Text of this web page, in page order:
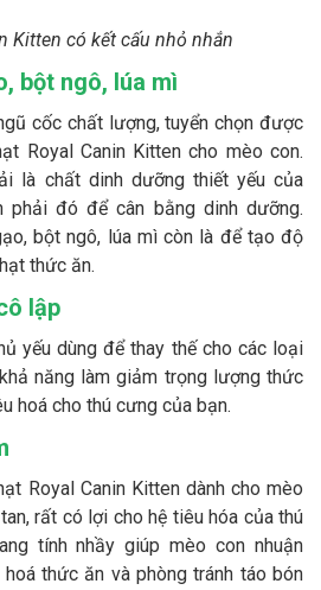
Kitten có kết cấu nhỏ nhắn
bột ngô, lúa mì
cốc chất lượng, tuyển chọn được
Royal Canin Kitten cho mèo con.
là chất dinh dưỡng thiết yếu của
phải đó để cân bằng dinh dưỡng.
bột ngô, lúa mì còn là để tạo độ
thức ăn.
lập
yếu dùng để thay thế cho các loại
năng làm giảm trọng lượng thức
hoá cho thú cưng của bạn.
Royal Canin Kitten dành cho mèo
rất có lợi cho hệ tiêu hóa của thú
tính nhầy giúp mèo con nhuận
thức ăn và phòng tránh táo bón